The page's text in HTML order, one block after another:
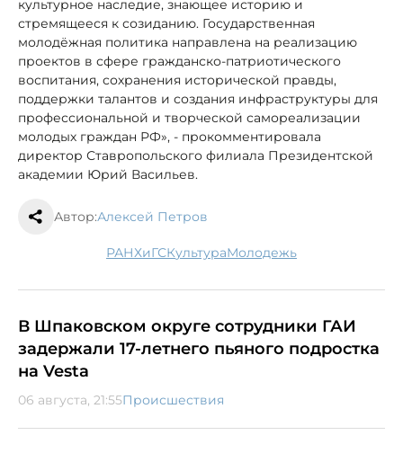
культурное наследие, знающее историю и
стремящееся к созиданию. Государственная
молодёжная политика направлена на реализацию
проектов в сфере гражданско-патриотического
воспитания, сохранения исторической правды,
поддержки талантов и создания инфраструктуры для
профессиональной и творческой самореализации
молодых граждан РФ», - прокомментировала
директор Ставропольского филиала Президентской
академии Юрий Васильев.
Автор:Алексей Петров
РАНХиГС культура молодежь
В Шпаковском округе сотрудники ГАИ
задержали 17-летнего пьяного подростка
на Vesta
06 августа, 21:55Происшествия